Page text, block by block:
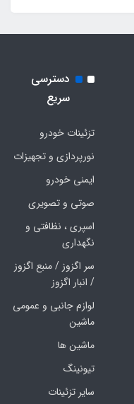
دسترسی
سریع
تزئینات خودرو
نورپردازی و تجهیزات
ایمنی خودرو
صوتی و تصویری
اسپری ، نظافتی و
نگهداری
سر اگزوز / منبع اگزوز
/ انبار اگزوز
لوازم جانبی و عمومی
ماشین
ماشین ها
تیونینگ
سایر تزئینات